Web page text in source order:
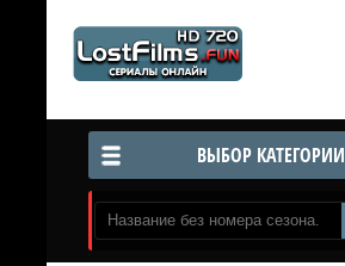
ВЫБОР КАТЕГОРИИ